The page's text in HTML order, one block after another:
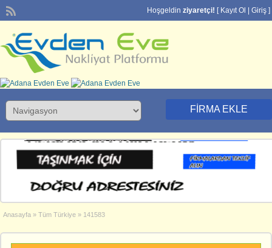
Hoşgeldin ziyaretçi! [ Kayıt Ol Giriş ]
FIRMA EKLE
Anasayfa » Tüm Türkiye » 141583